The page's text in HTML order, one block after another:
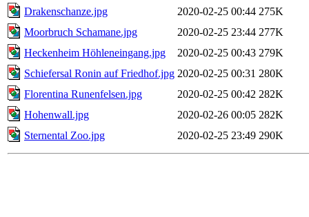
Drakenschanze.jpg
2020-02-25 00:44 275K
Moorbruch Schamane.jpg
2020-02-25 23:44 277K
Heckenheim Höhleneingang.jpg
2020-02-25 00:43 279K
Schiefersal Ronin auf Friedhof.jpg 2020-02-25 00:31 280K
Florentina Runenfelsen.jpg
2020-02-25 00:42 282K
Hohenwall.jpg
2020-02-26 00:05 282K
Sternental Zoo.jpg
2020-02-25 23:49 290K